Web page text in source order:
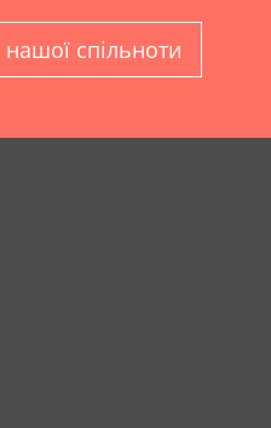
спільноти